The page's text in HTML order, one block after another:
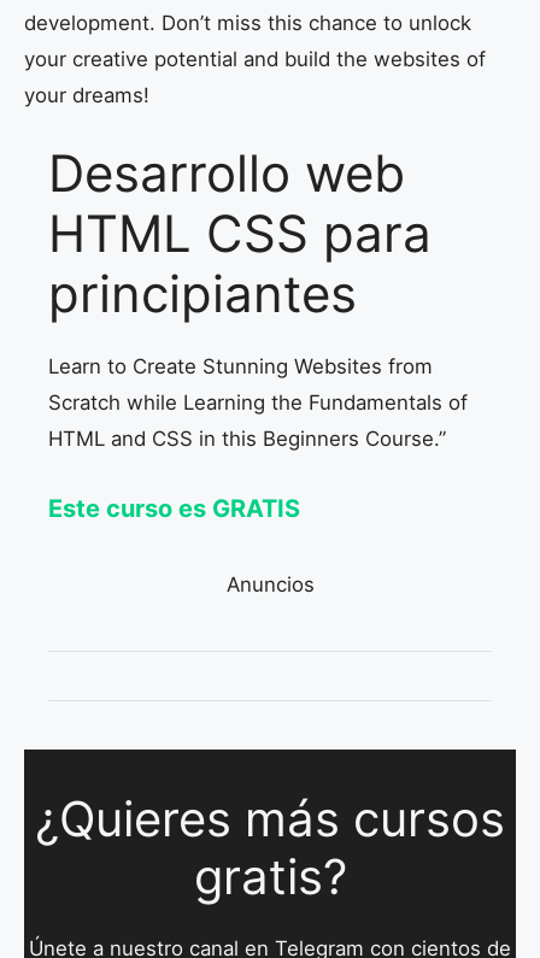
development. Don’t miss this chance to unlock
your creative potential and build the websites of
your dreams!
Desarrollo web
HTML CSS para
principiantes
Learn to Create Stunning Websites from
Scratch while Learning the Fundamentals of
HTML and CSS in this Beginners Course.”
Este curso es GRATIS
Anuncios
¿Quieres más cursos
gratis?
Únete a nuestro canal en Telegram con cientos de